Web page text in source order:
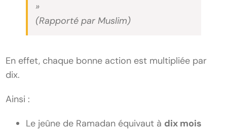
»
(Rapporté par Muslim)
En effet, chaque bonne action est multipliée par
dix.
Ainsi :
Le jeûne de Ramadan équivaut à dix mois